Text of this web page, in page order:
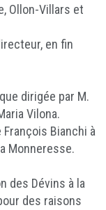
Ollon-Villars et
en fin
dirigée par M.
Vilona.
Bianchi à
Monneresse.
des Dévins à la
des raisons